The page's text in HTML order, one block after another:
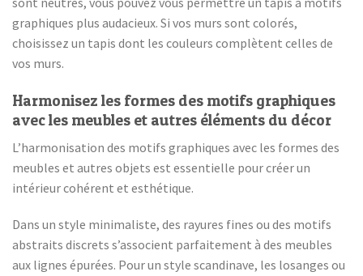
graphiques plus audacieux. Si vos murs sont colorés,
choisissez un tapis dont les couleurs complètent celles de
vos murs.
Harmonisez les formes des motifs graphiques
avec les meubles et autres éléments du décor
L’harmonisation des motifs graphiques avec les formes des
meubles et autres objets est essentielle pour créer un
intérieur cohérent et esthétique.
Dans un style minimaliste, des rayures fines ou des motifs
abstraits discrets s’associent parfaitement à des meubles
aux lignes épurées. Pour un style scandinave, les losanges ou